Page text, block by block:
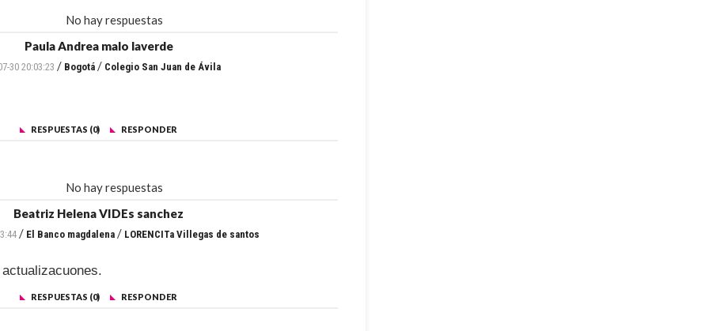
No hay respuestas
Paula Andrea malo laverde
30 20:03:23 / Bogotá / Colegio San Juan de Ávila
RESPUESTAS (0) RESPONDER
No hay respuestas
Beatriz Helena VIDEs sanchez
/ El Banco magdalena/ LORENCITa Villegas de santos
RESPUESTAS (0) RESPONDER